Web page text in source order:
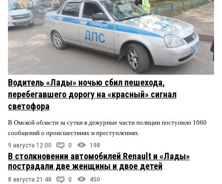
Водитель «Лады» ночью сбил пешехода,
перебегавшего дорогу на «красный» сигнал
светофора
В Омской области за сутки в дежурные части полиции поступило 1060
сообщений о происшествиях и преступлениях.
9 августа 12:00 0 198
В столкновении автомобилей Renault и «Лады»
пострадали две женщины и двое детей
8 августа 21:48 0 450